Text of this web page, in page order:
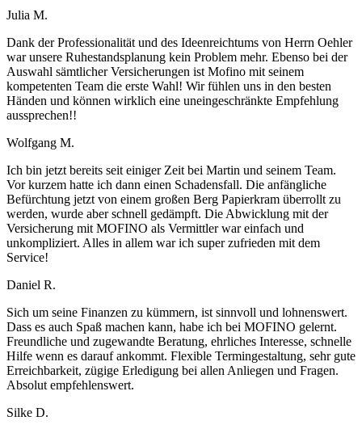
Julia M.
Dank der Professionalität und des Ideenreichtums von Herrn Oehler
war unsere Ruhestandsplanung kein Problem mehr. Ebenso bei der
Auswahl sämtlicher Versicherungen ist Mofino mit seinem
kompetenten Team die erste Wahl! Wir fühlen uns in den besten
Händen und können wirklich eine uneingeschränkte Empfehlung
aussprechen!!
Wolfgang M.
Ich bin jetzt bereits seit einiger Zeit bei Martin und seinem Team.
Vor kurzem hatte ich dann einen Schadensfall. Die anfängliche
Befürchtung jetzt von einem großen Berg Papierkram überrollt zu
werden, wurde aber schnell gedämpft. Die Abwicklung mit der
Versicherung mit MOFINO als Vermittler war einfach und
unkompliziert. Alles in allem war ich super zufrieden mit dem
Service!
Daniel R.
Sich um seine Finanzen zu kümmern, ist sinnvoll und lohnenswert.
Dass es auch Spaß machen kann, habe ich bei MOFINO gelernt.
Freundliche und zugewandte Beratung, ehrliches Interesse, schnelle
Hilfe wenn es darauf ankommt. Flexible Termingestaltung, sehr gute
Erreichbarkeit, zügige Erledigung bei allen Anliegen und Fragen.
Absolut empfehlenswert.
Silke D.